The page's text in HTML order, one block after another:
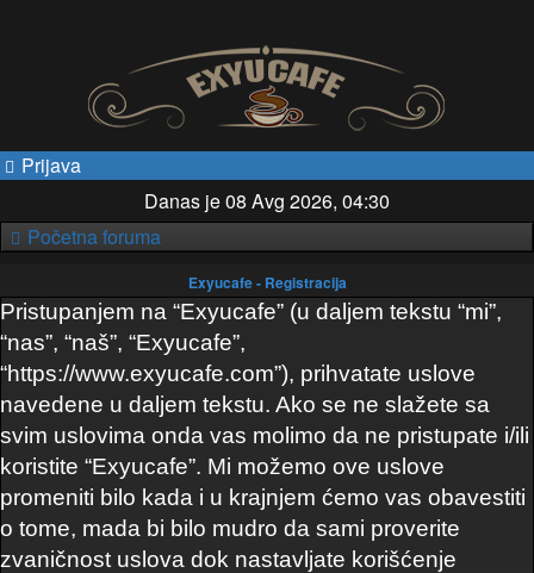
Prijava
Danas je 08 Avg 2026, 04:30
Početna foruma
Exyucafe - Registracija
Pristupanjem na “Exyucafe” (u daljem tekstu “mi”,
“nas”, “naš”, “Exyucafe”,
“https://www.exyucafe.com”), prihvatate uslove
navedene u daljem tekstu. Ako se ne slažete sa
svim uslovima onda vas molimo da ne pristupate i/ili
koristite “Exyucafe”. Mi možemo ove uslove
promeniti bilo kada i u krajnjem ćemo vas obavestiti
o tome, mada bi bilo mudro da sami proverite
zvaničnost uslova dok nastavljate korišćenje